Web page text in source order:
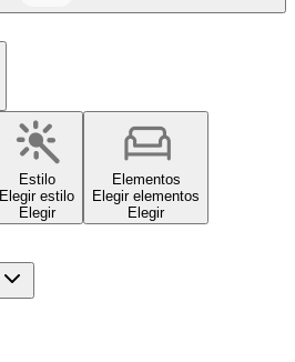
Estilo
Elegir estilo
Elegir
Elementos
Elegir elementos
Elegir